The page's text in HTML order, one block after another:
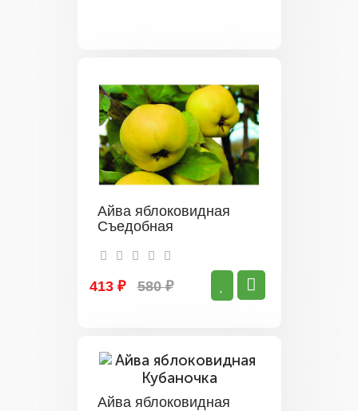
Айва яблоковидная
Съедобная
413 ₽ 580 ₽
Айва яблоковидная